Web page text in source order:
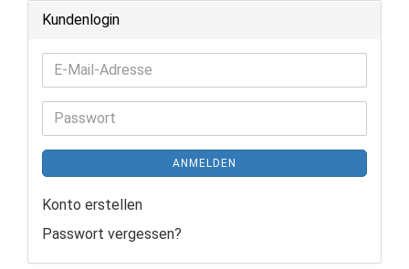
Kundenlogin
E-
Mail-
Adresse
Passwort
ANMELDEN
Konto erstellen
Passwort vergessen?